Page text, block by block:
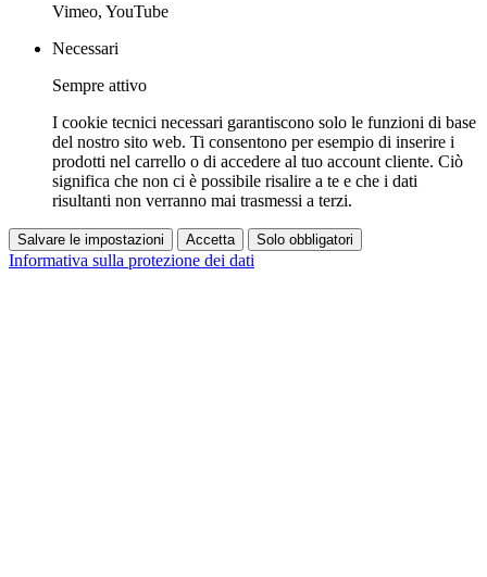
Vimeo, YouTube
Necessari
Sempre attivo
I cookie tecnici necessari garantiscono solo le funzioni di base
del nostro sito web. Ti consentono per esempio di inserire i
prodotti nel carrello o di accedere al tuo account cliente. Ciò
significa che non ci è possibile risalire a te e che i dati
risultanti non verranno mai trasmessi a terzi.
Salvare le impostazioni Accetta Solo obbligatori
Informativa sulla protezione dei dati